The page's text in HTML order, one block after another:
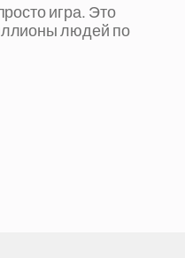
игра. Это
людей по